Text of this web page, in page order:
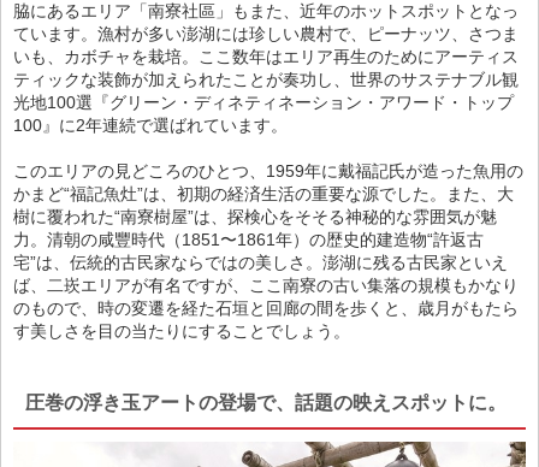
脇にあるエリア「南寮社區」もまた、近年のホットスポットとなっ
ています。漁村が多い澎湖には珍しい農村で、ピーナッツ、さつま
いも、カボチャを栽培。ここ数年はエリア再生のためにアーティス
ティックな装飾が加えられたことが奏功し、世界のサステナブル観
光地100選『グリーン・ディネティネーション・アワード・トップ
100』に2年連続で選ばれています。
このエリアの見どころのひとつ、1959年に戴福記氏が造った魚用の
かまど“福記魚灶”は、初期の経済生活の重要な源でした。また、大
樹に覆われた“南寮樹屋”は、探検心をそそる神秘的な雰囲気が魅
力。清朝の咸豐時代（1851〜1861年）の歴史的建造物“許返古
宅”は、伝統的古民家ならではの美しさ。澎湖に残る古民家といえ
ば、二崁エリアが有名ですが、ここ南寮の古い集落の規模もかなり
のもので、時の変遷を経た石垣と回廊の間を歩くと、歳月がもたら
す美しさを目の当たりにすることでしょう。
圧巻の浮き玉アートの登場で、話題の映えスポットに。